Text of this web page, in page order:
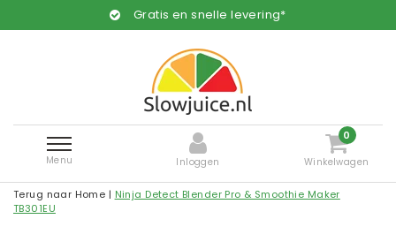
Gratis en snelle levering*
Menu Inloggen
0
Winkelwagen
Terug naar Home | Ninja Detect Blender Pro & Smoothie Maker
TB301EU